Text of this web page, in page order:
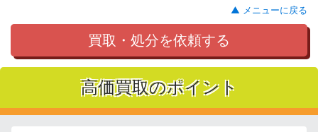
▲ メニューに戻る
買取・処分を依頼する
高価買取のポイント